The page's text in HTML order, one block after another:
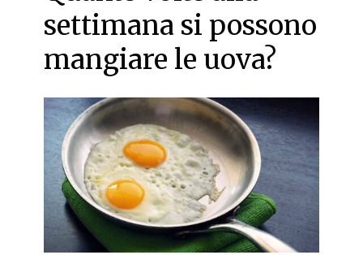
settimana si possono
mangiare le uova?